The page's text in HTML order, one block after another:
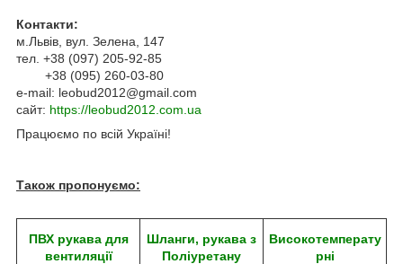
Контакти:
м.Львів, вул. Зелена, 147
тел. +38 (097) 205-92-85
+38 (095) 260-03-80
e-mail: leobud2012@gmail.com
сайт: https://leobud2012.com.ua
Працюємо по всій Україні!
Також пропонуємо:
ПВХ рукава для
вентиляції
Шланги, рукава з
Поліуретану
Високотемперату
рні